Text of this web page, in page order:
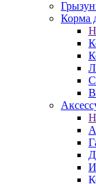
Корма